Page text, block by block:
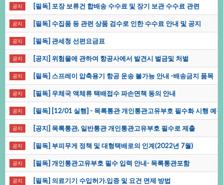
공지 [필독]포장보류건합배송수수료및장기보관수수료관련
공지 [필독]수집품등관련상품검수로인한수수료안내및공지
공지 [필독]관세청선편요금표
공지 [공지]위험물에관하여항공사에서발견시벌금및처벌
공지 [필독]스프레이압축용기항공운송불가능안내-배송금지품목
공지 [필독]우체국액체류택배접수파손면책동의안내
공지 [필독][12/01실행]-목록통관개인통관고유부호필수화시행예
공지 [공지]목록통관,일반통관개인통관고유부호필수로제출
공지 [필독]부피무게정책및대형택배로의인계(2022년7월)
공지 [필독]개인통관고유부호필수입력안내-목록통관포함
공지 [필독]의료기기수입허가.입증및요건면제방법